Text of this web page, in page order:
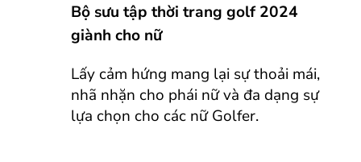
Bộ sưu tập thời trang golf 2024
giành cho nữ
Lấy cảm hứng mang lại sự thoải mái,
nhã nhặn cho phái nữ và đa dạng sự
lựa chọn cho các nữ Golfer.